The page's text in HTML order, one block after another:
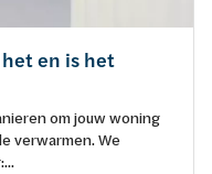
en is het
om jouw woning
verwarmen. We